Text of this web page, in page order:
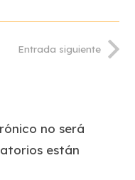
Entrada siguiente
no será
están